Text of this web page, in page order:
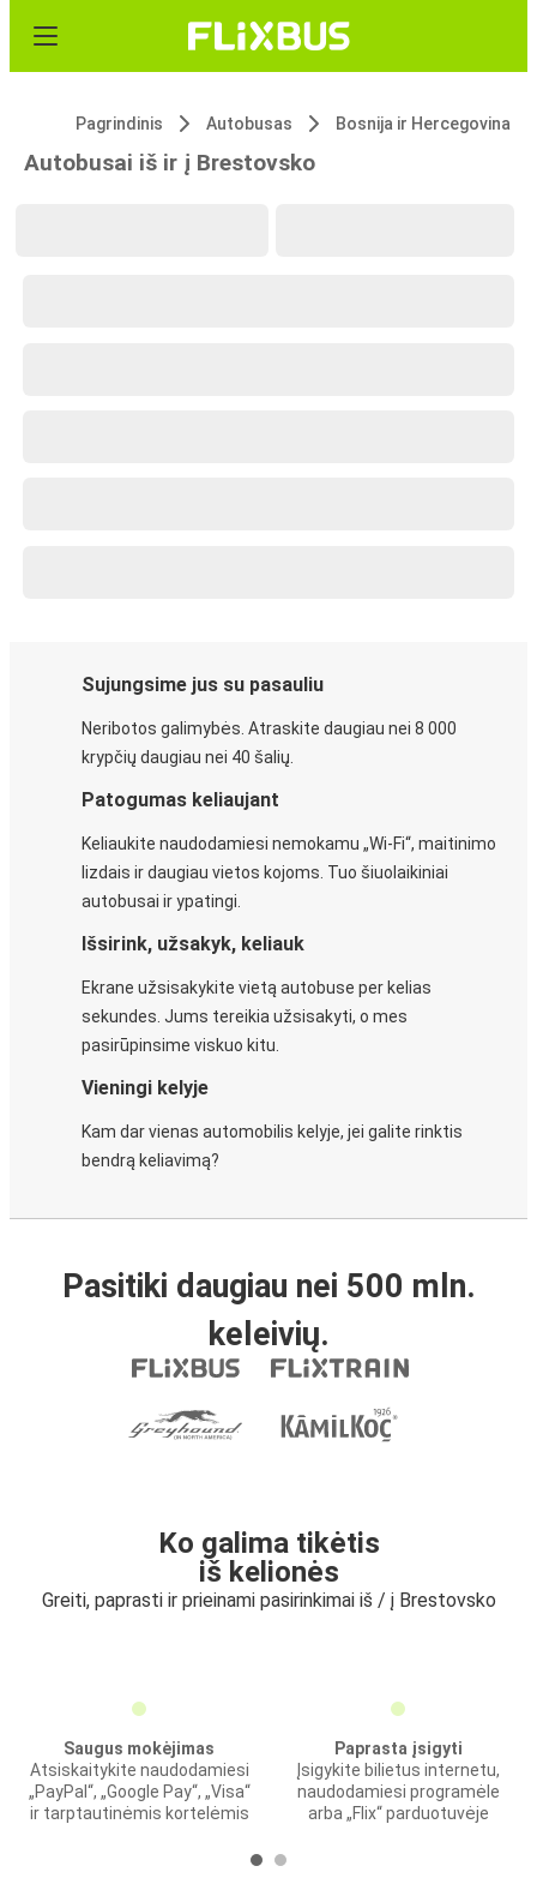
Pagrindinis Autobusas Bosnija ir Hercegovina
Autobusai iš ir į Brestovsko
Sujungsime jus su pasauliu
Neribotos galimybės. Atraskite daugiau nei 8 000
krypčių daugiau nei 40 šalių.
Patogumas keliaujant
Keliaukite naudodamiesi nemokamu „Wi-Fi“, maitinimo
lizdais ir daugiau vietos kojoms. Tuo šiuolaikiniai
autobusai ir ypatingi.
Išsirink, užsakyk, keliauk
Ekrane užsisakykite vietą autobuse per kelias
sekundes. Jums tereikia užsisakyti, o mes
pasirūpinsime viskuo kitu.
Vieningi kelyje
Kam dar vienas automobilis kelyje, jei galite rinktis
bendrą keliavimą?
Pasitiki daugiau nei 500 mln.
keleivių.
Ko galima tikėtis
iš kelionės
Greiti, paprasti ir prieinami pasirinkimai iš / į Brestovsko
Saugus mokėjimas
Atsiskaitykite naudodamiesi
„PayPal“, „Google Pay“, „Visa“
ir tarptautinėmis kortelėmis
Paprasta įsigyti
Įsigykite bilietus internetu,
naudodamiesi programėle
arba „Flix“ parduotuvėje